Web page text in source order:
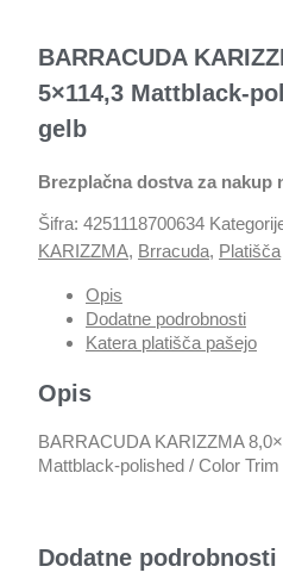
BARRACUDA
5×114,3 Mattblack-
gelb
Brezplačna dostva za nakup
Šifra: 4251118700634
KARIZZMA, Brracuda, Platišča
Opis
Dodatne podrobnosti
Katera platišča pašejo
Opis
BARRACUDA KARIZZMA
Mattblack-polished / Color Trim
Dodatne podrobnosti